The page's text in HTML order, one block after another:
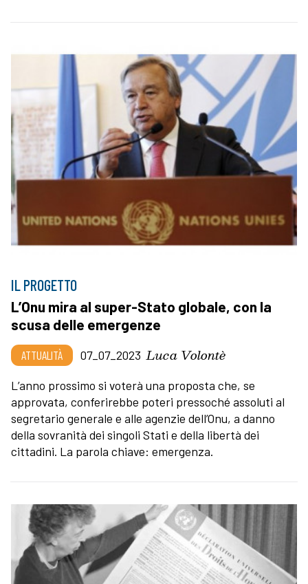
IL PROGETTO
L’Onu mira al super-Stato globale, con la
scusa delle emergenze
ATTUALITÀ 07_07_2023 Luca Volontè
L’anno prossimo si voterà una proposta che, se
approvata, conferirebbe poteri pressoché assoluti al
segretario generale e alle agenzie dell’Onu, a danno
della sovranità dei singoli Stati e della libertà dei
cittadini. La parola chiave: emergenza.